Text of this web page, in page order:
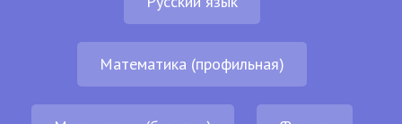
Математика (профильная)